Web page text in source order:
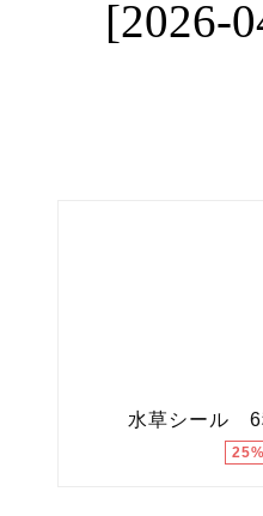
[2026-